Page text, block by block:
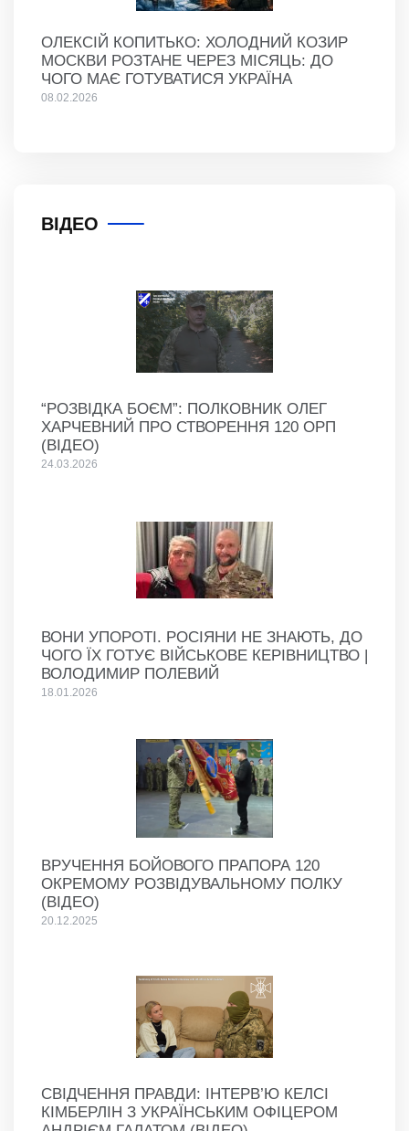
ОЛЕКСІЙ КОПИТЬКО: ХОЛОДНИЙ КОЗИР
МОСКВИ РОЗТАНЕ ЧЕРЕЗ МІСЯЦЬ: ДО
ЧОГО МАЄ ГОТУВАТИСЯ УКРАЇНА
08.02.2026
ВІДЕО
“РОЗВІДКА БОЄМ”: ПОЛКОВНИК ОЛЕГ
ХАРЧЕВНИЙ ПРО СТВОРЕННЯ 120 ОРП
(ВІДЕО)
24.03.2026
ВОНИ УПОРОТІ. РОСІЯНИ НЕ ЗНАЮТЬ, ДО
ЧОГО ЇХ ГОТУЄ ВІЙСЬКОВЕ КЕРІВНИЦТВО |
ВОЛОДИМИР ПОЛЕВИЙ
18.01.2026
ВРУЧЕННЯ БОЙОВОГО ПРАПОРА 120
ОКРЕМОМУ РОЗВІДУВАЛЬНОМУ ПОЛКУ
(ВІДЕО)
20.12.2025
СВІДЧЕННЯ ПРАВДИ: ІНТЕРВ’Ю КЕЛСІ
КІМБЕРЛІН З УКРАЇНСЬКИМ ОФІЦЕРОМ